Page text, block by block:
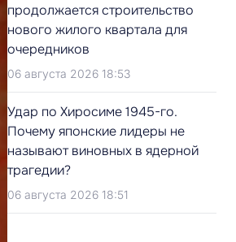
продолжается строительство
нового жилого квартала для
очередников
06 августа 2026 18:53
Удар по Хиросиме 1945-го.
Почему японские лидеры не
называют виновных в ядерной
трагедии?
06 августа 2026 18:51